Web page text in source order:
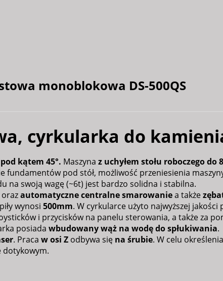
monoblokowa DS-500QS
cyrkularka do
pod kątem 45°. Maszyna z uchyłem stołu roboczego do
pod stół, możliwość przeniesienia
na swoją wagę (~6t) jest bardzo solidna i stabilna.
orazautomatyczne centralne smarowaniea także
wynosi 500mm. W cyrkularce użyto najwyższej jakości
i przycisków na panelu sterowania, a także za
posiada wbudowany wąż na wodę do spłukiwania.
. Praca w osi Z odbywa się na śrubie. W celu
dotykowym.